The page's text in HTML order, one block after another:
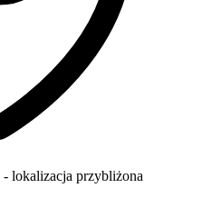
- lokalizacja przybliżona